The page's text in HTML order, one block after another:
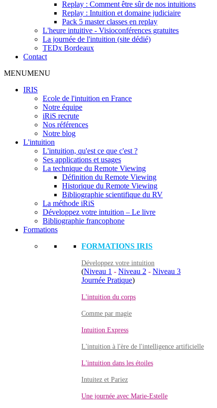
Replay : Comment être sûr de nos intuitions
Replay : Intuition et domaine judiciaire
Pack 5 master classes en replay
L'heure intuitive - Visioconférences gratuites
La journée de l'intuition (site dédié)
TEDx Bordeaux
Contact
MENUMENU
IRIS
Ecole de l'intuition en France
Notre équipe
iRiS recrute
Nos références
Notre blog
L'intuition
L'intuition, qu'est ce que c'est ?
Ses applications et usages
La technique du Remote Viewing
Définition du Remote Viewing
Historique du Remote Viewing
Bibliographie scientifique du RV
La méthode iRiS
Développez votre intuition – Le livre
Bibliographie francophone
Formations
FORMATIONS IRIS
Développez votre intuition
(Niveau 1 - Niveau 2 - Niveau 3
Journée Pratique)
L'intuition du corps
Comme par magie
Intuition Express
L'intuition à l'ère de l'intelligence artificielle
L'intuition dans les étoiles
Intuitez et Pariez
Une journée avec Marie-Estelle